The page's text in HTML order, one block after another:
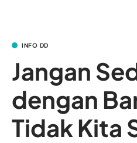
INFO DD
Jangan
dengan
Tidak Kita